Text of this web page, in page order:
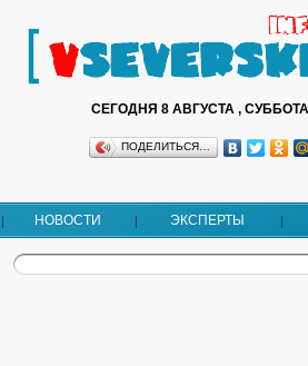
СЕГОДНЯ 8 АВГУСТА , СУББОТА
ПОДЕЛИТЬСЯ…
НОВОСТИ ЭКСПЕРТЫ